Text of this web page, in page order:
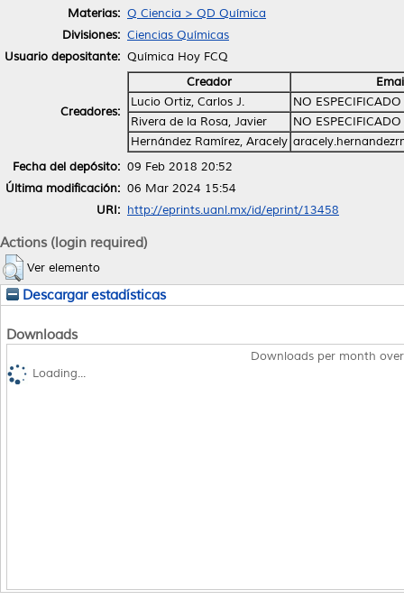
Materias: Q Ciencia > QD Química
Divisiones: Ciencias Químicas
Usuario depositante: Química Hoy FCQ
Creadores:
Creador
Lucio Ortiz, Carlos J.
NO ESPECIFICADO
Rivera de la Rosa, Javier
NO ESPECIFICADO
Hernández Ramírez, Aracely
Fecha del depósito: 09 Feb 2018 20:52
Última modificación: 06 Mar 2024 15:54
URI: http://eprints.uanl.mx/id/eprint/13458
Actions (login required)
Ver elemento
Descargar estadísticas
Downloads
Downloads per month
Loading...